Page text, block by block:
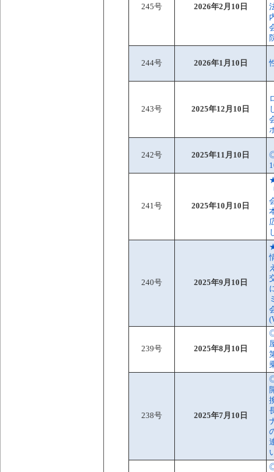
245号 2026年2月10日
244号 2026年1月10日
243号 2025年12月10日
242号 2025年11月10日
241号 2025年10月10日
240号 2025年9月10日
239号 2025年8月10日
238号 2025年7月10日